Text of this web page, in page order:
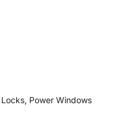
Power Windows